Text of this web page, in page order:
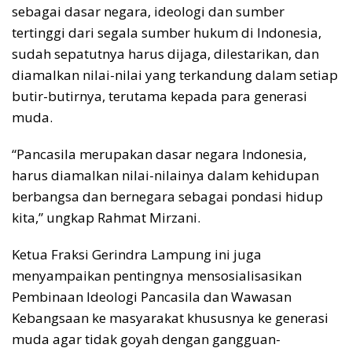
sebagai dasar negara, ideologi dan sumber
tertinggi dari segala sumber hukum di Indonesia,
sudah sepatutnya harus dijaga, dilestarikan, dan
diamalkan nilai-nilai yang terkandung dalam setiap
butir-butirnya, terutama kepada para generasi
muda.
“Pancasila merupakan dasar negara Indonesia,
harus diamalkan nilai-nilainya dalam kehidupan
berbangsa dan bernegara sebagai pondasi hidup
kita,” ungkap Rahmat Mirzani.
Ketua Fraksi Gerindra Lampung ini juga
menyampaikan pentingnya mensosialisasikan
Pembinaan Ideologi Pancasila dan Wawasan
Kebangsaan ke masyarakat khususnya ke generasi
muda agar tidak goyah dengan gangguan-